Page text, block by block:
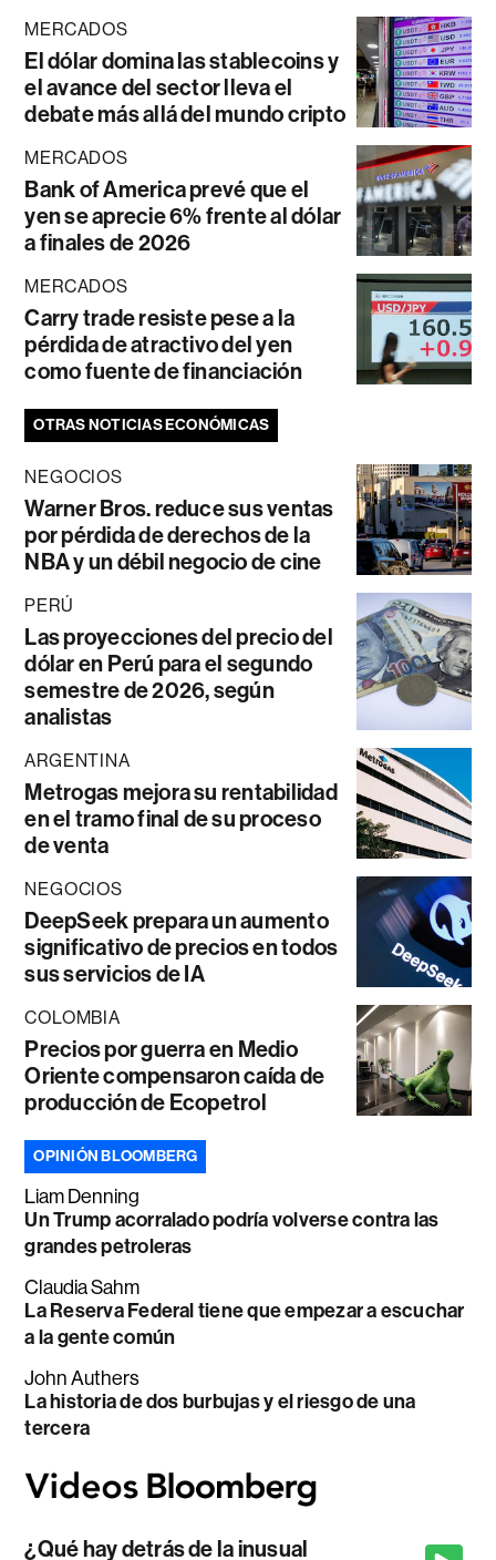
MERCADOS
El dólar domina las stablecoins y
el avance del sector lleva el
debate más allá del mundo cripto
MERCADOS
Bank of America prevé que el
yen se aprecie 6% frente al dólar
a finales de 2026
MERCADOS
Carry trade resiste pese a la
pérdida de atractivo del yen
como fuente de financiación
OTRAS NOTICIAS ECONÓMICAS
NEGOCIOS
Warner Bros. reduce sus ventas
por pérdida de derechos de la
NBA y un débil negocio de cine
PERÚ
Las proyecciones del precio del
dólar en Perú para el segundo
semestre de 2026, según
analistas
ARGENTINA
Metrogas mejora su rentabilidad
en el tramo final de su proceso
de venta
NEGOCIOS
DeepSeek prepara un aumento
significativo de precios en todos
sus servicios de IA
COLOMBIA
Precios por guerra en Medio
Oriente compensaron caída de
producción de Ecopetrol
OPINIÓN BLOOMBERG
Liam Denning
Un Trump acorralado podría volverse contra las
grandes petroleras
Claudia Sahm
La Reserva Federal tiene que empezar a escuchar
a la gente común
John Authers
La historia de dos burbujas y el riesgo de una
tercera
¿Qué hay detrás de la inusual